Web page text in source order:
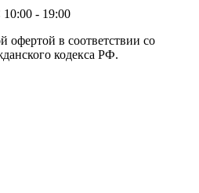
- 19:00
офертой в соответствии со
кодекса РФ.